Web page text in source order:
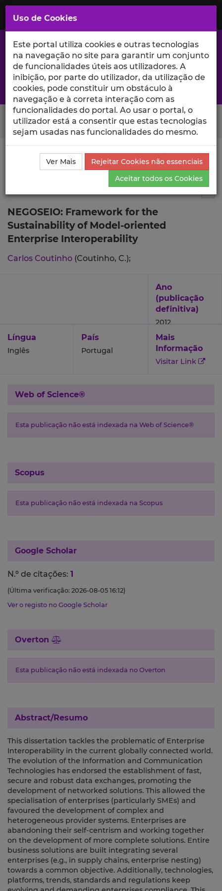
Saltar
para
Conteúdo
Principal
A excelência da investigação e ciência no Iscte
Search Button
Ciência_Iscte Publicações
Descrição Detalhada da
Publicação
NEGOSEIO: Framework for the
Sustainability of Model-oriented
Enterprise Interoperability
Carlos Coutinho (Coutinho, C.);
Ano
(publicação
definitiva)
2012
Língua
Inglês
País
Portugal
Mais
Informação
Visitar Link
Web of Science®
Esta publicação não está indexada na Web of Science®
Scopus
Esta publicação não está indexada na Scopus
Google Scholar
N.º de citações: 1
(Última verificação: 2026-08-05 16:12)
Ver o registo no Google Scholar
Overton
Esta publicação não está indexada no Overton
Abstract/Resumo
This dissertation tackles the problematic of Enterprise
Interoperability in the current globally connected world.
The evolution of the Information and Communication
Technologies has endorsed the establishment of fast,
secure and robust data exchanges, promoting the
development of networked solutions. This allowed the
specialisation of enterprises (particularly SMEs) and
favoured the development of complex and
heterogeneous provider systems. Enterprises are
abandoning their self-centrism and working together
on the development of more complete solutions. Entire
business solutions are built integrating several
enterprises (e.g., in supply chains, enterprise nesting)
towards a common objective. Additionally, technologies,
platforms, trends, standards and regulations keep
Uso de Cookies
Este portal utiliza cookies e outras tecnologias
na navegação no site para garantir um conjunto
de funcionalidades úteis aos utilizadores. A
inibição, por parte do utilizador, da utilização de
cookies, pode constituir um obstáculo à
navegação e à correta interação com as
funcionalidades do portal. Ao usar o portal, o
utilizador está a consentir que estas tecnologias
sejam usadas nas funcionalidades do mesmo.
Ver Mais
Rejeitar Cookies não essenciais
Aceitar todos os Cookies